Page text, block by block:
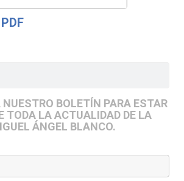
BOLETÍN PARA ESTAR
TODA LA ACTUALIDAD DE LA
ÁNGEL BLANCO.